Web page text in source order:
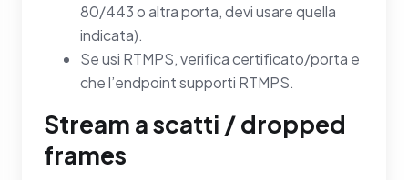
80/443 o altra porta, devi usare quella
indicata).
Se usi RTMPS, verifica certificato/porta e
che l’endpoint supporti RTMPS.
Stream a scatti / dropped
frames